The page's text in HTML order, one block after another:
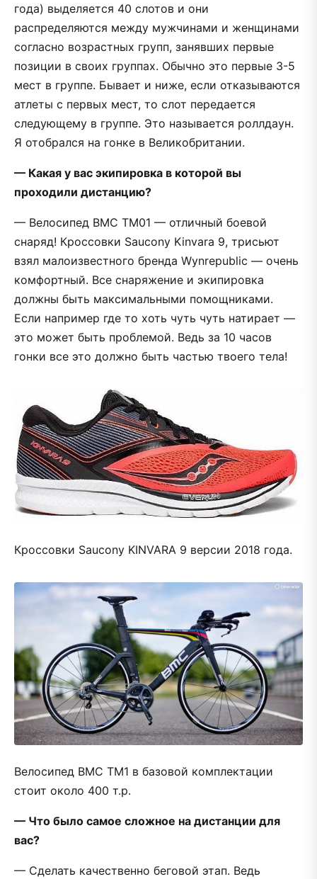
года) выделяется 40 слотов и они
распределяются между мужчинами и женщинами
согласно возрастных групп, занявших первые
позиции в своих группах. Обычно это первые 3-5
мест в группе. Бывает и ниже, если отказываются
атлеты с первых мест, то слот передается
следующему в группе. Это называется роллдаун.
Я отобрался на гонке в Великобритании.
— Какая у вас экипировка в которой вы
проходили дистанцию?
— Велосипед BMC TM01 — отличный боевой
снаряд! Кроссовки Saucony Kinvara 9, трисьют
взял малоизвестного бренда Wynrepublic — очень
комфортный. Все снаряжение и экипировка
должны быть максимальными помощниками.
Если например где то хоть чуть чуть натирает —
это может быть проблемой. Ведь за 10 часов
гонки все это должно быть частью твоего тела!
Кроссовки Saucony KINVARA 9 версии 2018 года.
Велосипед BMC TM1 в базовой комплектации
стоит около 400 т.р.
— Что было самое сложное на дистанции для
вас?
— Сделать качественно беговой этап. Ведь